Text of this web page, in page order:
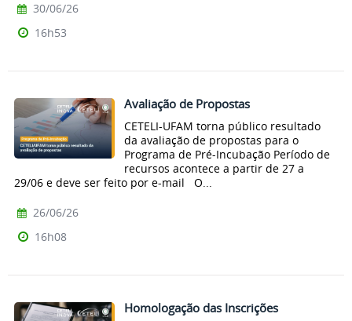
30/06/26
16h53
Avaliação de Propostas
CETELI-UFAM torna público resultado
da avaliação de propostas para o
Programa de Pré-Incubação Período de
recursos acontece a partir de 27 a
29/06 e deve ser feito por e-mail O...
26/06/26
16h08
Homologação das Inscrições